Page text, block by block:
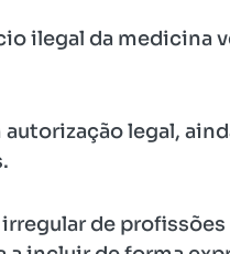
ilegal da medicina
legal,
de profissões